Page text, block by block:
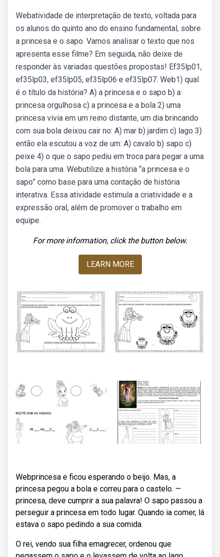
Webatividade de interpretação de texto, voltada para
os alunos do quinto ano do ensino fundamental, sobre
a princesa e o sapo. Vamos analisar o texto que nos
apresenta esse filme? Em seguida, não deixe de
responder às variadas questões propostas! Ef35lp01,
ef35lp03, ef35lp05, ef35lp06 e ef35lp07. Web1) qual
é o título da história? A) a princesa e o sapo b) a
princesa orgulhosa c) a princesa e a bola 2) uma
princesa vivia em um reino distante, um dia brincando
com sua bola deixou cair no: A) mar b) jardim c) lago 3)
então ela escutou a voz de um: A) cavalo b) sapo c)
peixe 4) o que o sapo pediu em troca para pegar a uma
bola para uma. Webutilize a história “a princesa e o
sapo” como base para uma contação de história
interativa. Essa atividade estimula a criatividade e a
expressão oral, além de promover o trabalho em
equipe.
For more information, click the button below.
LEARN MORE
Webprincesa e ficou esperando o beijo. Mas, a
princesa pegou a bola e correu para o castelo. —
princesa, deve cumprir a sua palavra! O sapo passou a
perseguir a princesa em todo lugar. Quando ia comer, lá
estava o sapo pedindo a sua comida.
O rei, vendo sua filha emagrecer, ordenou que